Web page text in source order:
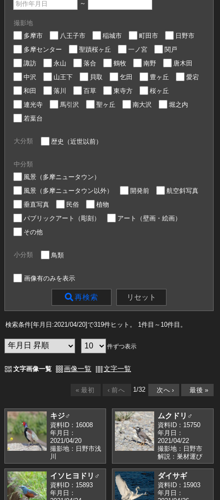
制作年月日 ～
撮影地
多摩市
八王子市 稲城市 町田市
日野市
多摩センター
聖蹟桜ヶ丘 一ノ宮
関戸
諏訪
永山 落合 鶴牧 南野
唐木田
中沢
山王下 貝取 乞田 豊ヶ丘
愛宕
和田
落川 百草 東寺方
桜ヶ丘
連光寺
馬引沢 聖ヶ丘 南大沢
堀之内
若葉台
大分類 歴史（近世以前）
中分類
風景（多摩ニュータウン）
風景（多摩ニュータウン以外）
開発前
航空斜写真
垂直写真
民俗
植物
パブリックアート（彫刻）
アート（壁画・絵画）
その他
小分類 鳥類
画像有のみを表示
再検索 リセット
検索条件[年月日:2021/04/20]で319件ヒット 。 1件目～10件目 。
件ずつ表示
文字画像一覧 画像一覧 文字一覧
« 最初 ‹ 前へ 1/32 次へ › 最後 »
キジ♂
資料ID：16008
年月日：
2021/04/20
撮影地：日野市浅
川
ムクドリ♂
資料ID：15750
年月日：
2021/04/22
撮影地：日野市
解説：巣材運び
イソヒヨドリ♂
資料ID：15893
年月日：
ダイサギ
資料ID：15903
年月日：